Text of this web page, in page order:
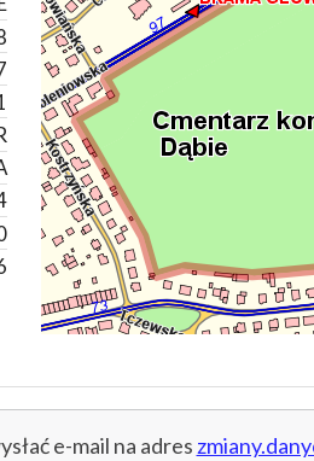
e-mail na adres